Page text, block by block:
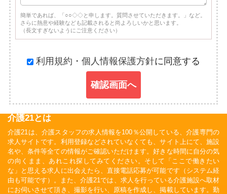
簡単であれば、「○○◇◇と申します。質問させていただきます。」など。
さらに熱意や経験なども記載されると尚よろしいかと思います。
（長文すぎないようにご注意ください）
利用規約・個人情報保護方針に同意する
確認画面へ
介護21とは
介護21は、介護スタッフの求人情報を100％公開している、介護専門の
求人サイトです。利用登録などされていなくても、サイト上にて、施設
名や、条件等全ての情報がご確認いただけます。好きな時間に自分の気
の向くまま、あれこれ探してみてください。そして「ここで働きたい
な」と思える求人に出会えたら、直接電話応募が可能です（システム経
由も可能です）。また、介護21では、求人を行っている介護施設へ取材
にお伺いさせて頂き、撮影を行い、原稿を作成し、掲載しています。勤